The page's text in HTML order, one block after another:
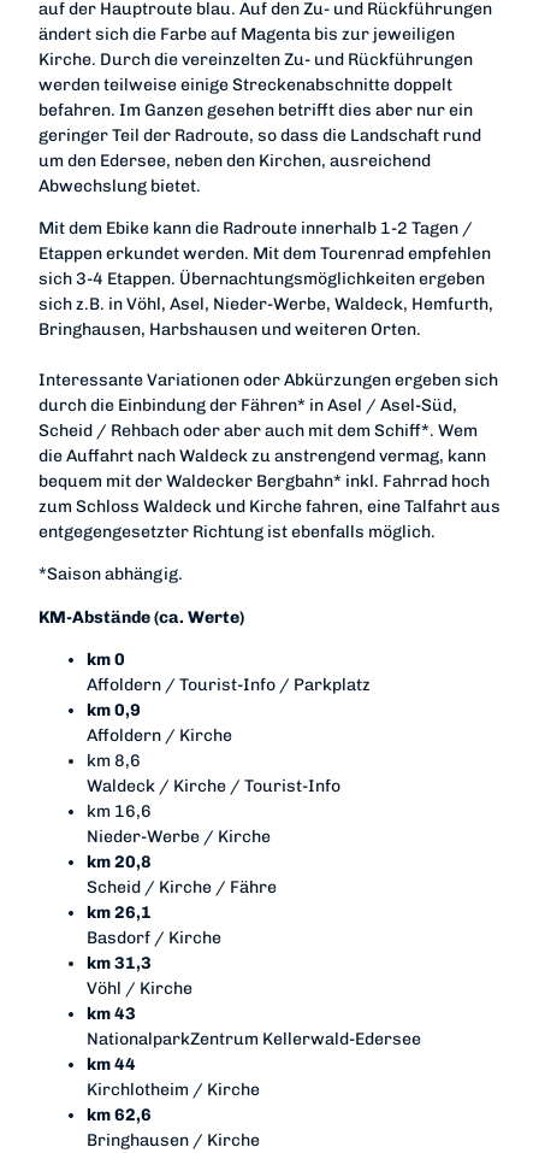
auf der Hauptroute blau. Auf den Zu- und Rückführungen
ändert sich die Farbe auf Magenta bis zur jeweiligen
Kirche. Durch die vereinzelten Zu- und Rückführungen
werden teilweise einige Streckenabschnitte doppelt
befahren. Im Ganzen gesehen betrifft dies aber nur ein
geringer Teil der Radroute, so dass die Landschaft rund
um den Edersee, neben den Kirchen, ausreichend
Abwechslung bietet.
Mit dem Ebike kann die Radroute innerhalb 1-2 Tagen /
Etappen erkundet werden. Mit dem Tourenrad empfehlen
sich 3-4 Etappen. Übernachtungsmöglichkeiten ergeben
sich z.B. in Vöhl, Asel, Nieder-Werbe, Waldeck, Hemfurth,
Bringhausen, Harbshausen und weiteren Orten.
Interessante Variationen oder Abkürzungen ergeben sich
durch die Einbindung der Fähren* in Asel / Asel-Süd,
Scheid / Rehbach oder aber auch mit dem Schiff*. Wem
die Auffahrt nach Waldeck zu anstrengend vermag, kann
bequem mit der Waldecker Bergbahn* inkl. Fahrrad hoch
zum Schloss Waldeck und Kirche fahren, eine Talfahrt aus
entgegengesetzter Richtung ist ebenfalls möglich.
*Saison abhängig.
KM-Abstände (ca. Werte)
km 0
Affoldern / Tourist-Info / Parkplatz
km 0,9
Affoldern / Kirche
km 8,6
Waldeck / Kirche / Tourist-Info
km 16,6
Nieder-Werbe / Kirche
km 20,8
Scheid / Kirche / Fähre
km 26,1
Basdorf / Kirche
km 31,3
Vöhl / Kirche
km 43
NationalparkZentrum Kellerwald-Edersee
km 44
Kirchlotheim / Kirche
km 62,6
Bringhausen / Kirche